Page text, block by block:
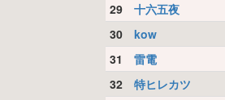
29 十六五夜
30 kow
31 雷電
32 特ヒレカツ